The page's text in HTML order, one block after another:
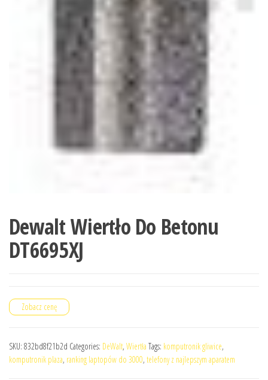
Dewalt Wiertło Do Betonu
DT6695XJ
Zobacz cenę
SKU: 832bd8f21b2d Categories: DeWalt, Wiertła Tags: komputronik gliwice,
komputronik plaza, ranking laptopów do 3000, telefony z najlepszym aparatem